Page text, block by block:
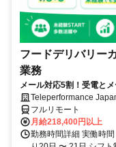
フードデリバリー
業務
メール対応5割！受電と
Teleperformance
フルリモート
月給218,400円以上
勤務時間詳細 実働時